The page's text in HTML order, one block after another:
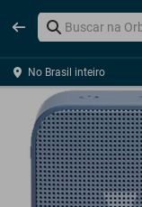
No Brasil inteiro